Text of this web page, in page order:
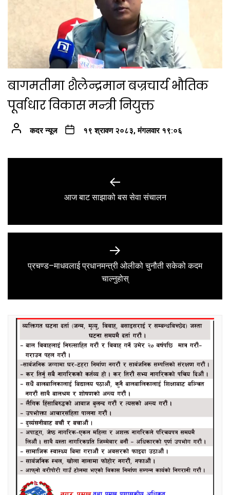
बागमतीमा शैलेन्द्रमान बज्रचार्य भौतिक
पूर्वाधार विकास मन्त्री नियुक्त
कदर न्यूज १९ श्रावण २०८३, मंगलवार १९:०६
Previous
आज बाट साझाको बस सेवा संचालन
Next
post:
प्रचण्ड–माधवलाई प्रधानमन्त्री ओलीको चुनौती सकेको कदम
चाल्नुहोस्